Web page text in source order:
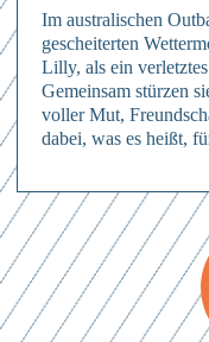
Im australischen
gescheiterten
Lilly, als ein
Gemeinsam stürzen
voller Mut,
dabei, was es heißt,
Mit dem Absenden des
den